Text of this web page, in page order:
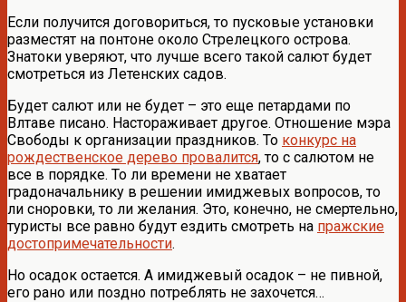
Если получится договориться, то пусковые установки
разместят на понтоне около Стрелецкого острова.
Знатоки уверяют, что лучше всего такой салют будет
смотреться из Летенских садов.
Будет салют или не будет – это еще петардами по
Влтаве писано. Настораживает другое. Отношение мэра
Свободы к организации праздников. То конкурс на
рождественское дерево провалится, то с салютом не
все в порядке. То ли времени не хватает
градоначальнику в решении имиджевых вопросов, то
ли сноровки, то ли желания. Это, конечно, не смертельно,
туристы все равно будут ездить смотреть на пражские
достопримечательности.
Но осадок остается. А имиджевый осадок – не пивной,
его рано или поздно потреблять не захочется…